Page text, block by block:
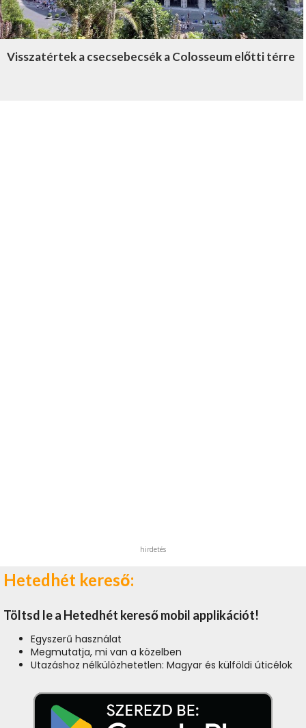
Visszatértek a csecsebecsék a Colosseum előtti térre
hirdetés
Hetedhét kereső:
Töltsd le a Hetedhét kereső mobil applikációt!
Egyszerű használat
Megmutatja, mi van a közelben
Utazáshoz nélkülözhetetlen: Magyar és külföldi úticélok